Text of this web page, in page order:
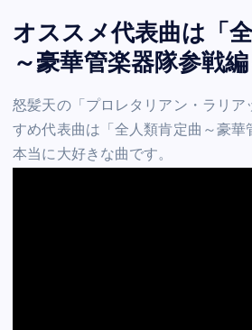
オススメ代表曲は「
～豪華管楽器隊参戦編
怒髪天の「プロレタリアン・ラリア
すめ代表曲は「全人類肯定曲～豪華
本当に大好きな曲です。